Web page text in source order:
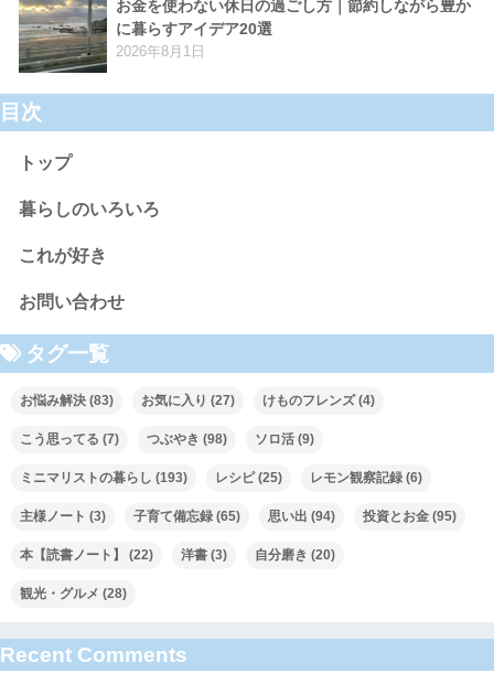
お金を使わない休日の過ごし方｜節約しながら豊か
に暮らすアイデア20選
2026年8月1日
目次
トップ
暮らしのいろいろ
これが好き
お問い合わせ
タグ一覧
お悩み解決 (83) お気に入り (27) けものフレンズ(4)
こう思ってる (7) つぶやき (98) ソロ活 (9)
ミニマリストの暮らし (193) レシピ(25) レモン観察記録 (6)
主様ノート (3) 子育て備忘録 (65) 思い出 (94) 投資とお金 (95)
本【読書ノート】 (22) 洋書 (3) 自分磨き (20)
観光・グルメ (28)
Recent Comments